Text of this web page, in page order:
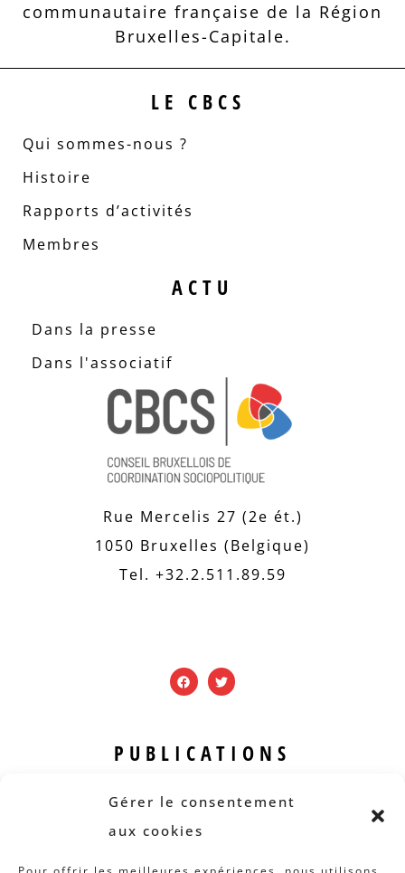
Gérer le consentement
aux cookies
communautaire française de la Région
Bruxelles-Capitale.
LE CBCS
Qui sommes-nous ?
Histoire
Rapports d’activités
Membres
ACTU
Dans la presse
Dans l'associatif
Rue Mercelis 27 (2e ét.)
1050 Bruxelles (Belgique)
Tel. +32.2.511.89.59
PUBLICATIONS
Revue B.I.S.
Rapports et analyses
Articles